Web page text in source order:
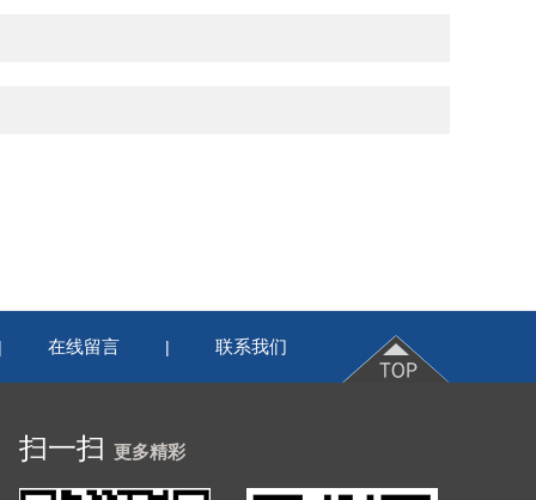
在线留言 | 联系我们
扫一扫 更多精彩